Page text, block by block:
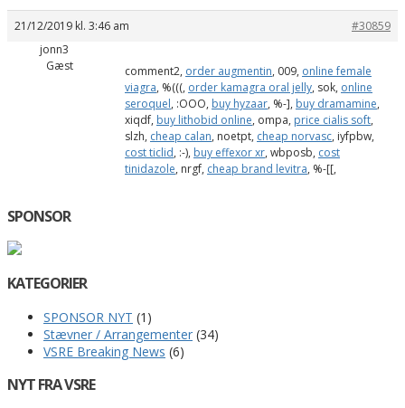
21/12/2019 kl. 3:46 am
#30859
jonn3
Gæst
comment2, order augmentin, 009, online female
viagra, %(((, order kamagra oral jelly, sok, online
seroquel, :OOO, buy hyzaar, %-], buy dramamine,
xiqdf, buy lithobid online, ompa, price cialis soft,
slzh, cheap calan, noetpt, cheap norvasc, iyfpbw,
cost ticlid, :-), buy effexor xr, wbposb, cost
tinidazole, nrgf, cheap brand levitra, %-[[,
SPONSOR
KATEGORIER
SPONSOR NYT (1)
Stævner / Arrangementer (34)
VSRE Breaking News (6)
NYT FRA VSRE